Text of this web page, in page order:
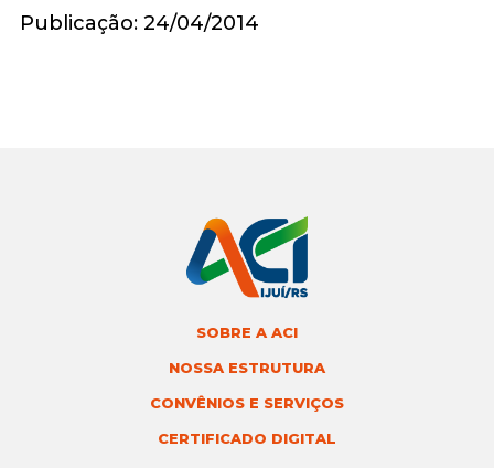
Publicação: 24/04/2014
SOBRE A ACI
NOSSA ESTRUTURA
CONVÊNIOS E SERVIÇOS
CERTIFICADO DIGITAL